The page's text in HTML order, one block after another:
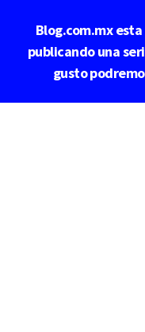
contenido
principal
Blog.com.mx
publicando una
gusto